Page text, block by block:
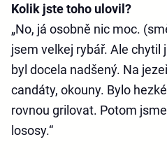
Kolik jste toho ulovil?
„No, já osobně nic moc.
jsem velkej rybář. Ale chytil
byl docela nadšený. Na
candáty, okouny. Bylo
rovnou grilovat. Potom
lososy.“